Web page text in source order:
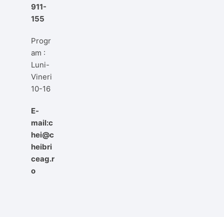
911-
155
Progr
am :
Luni-
Vineri
10-16
E-
mail:c
hei@c
heibri
ceag.r
o